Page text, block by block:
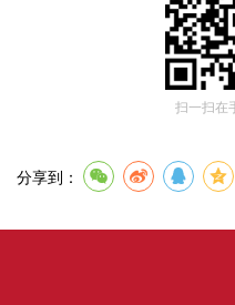
扫一扫在
分享到：